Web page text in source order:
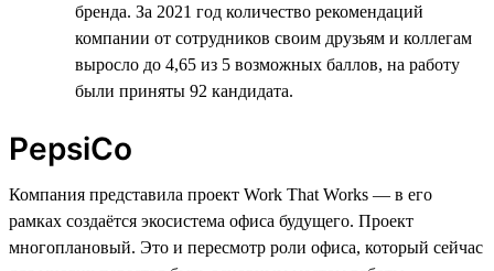
бренда. За 2021 год количество рекомендаций
компании от сотрудников своим друзьям и коллегам
выросло до 4,65 из 5 возможных баллов, на работу
были приняты 92 кандидата.
PepsiCo
Компания представила проект Work That Works — в его
рамках создаётся экосистема офиса будущего. Проект
многоплановый. Это и пересмотр роли офиса, который сейчас